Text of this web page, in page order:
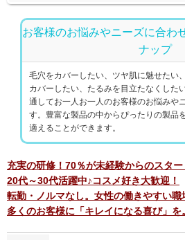
お客様のお悩みやニーズに合わ
ナップ
毛穴をカバーしたい、ツヤ肌に魅せたい
カバーしたい、たるみを目立たなくした
通してお一人お一人のお客様のお悩みや
す。豊富な製品の中からぴったりの製品
適えることができます。
充実の研修！70％が未経験からのスター
20代～30代活躍中♪コスメ好き大歓迎！
転勤・ノルマなし。女性の働きやすい職
多くのお客様に「キレイになる喜び」を。